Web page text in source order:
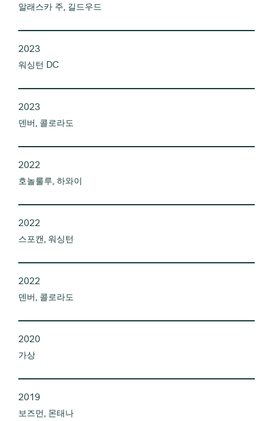
알래스카 주, 길드우드
2023
워싱턴 DC
2023
덴버, 콜로라도
2022
호놀룰루, 하와이
2022
스포캔, 워싱턴
2022
덴버, 콜로라도
2020
가상
2019
보즈먼, 몬태나